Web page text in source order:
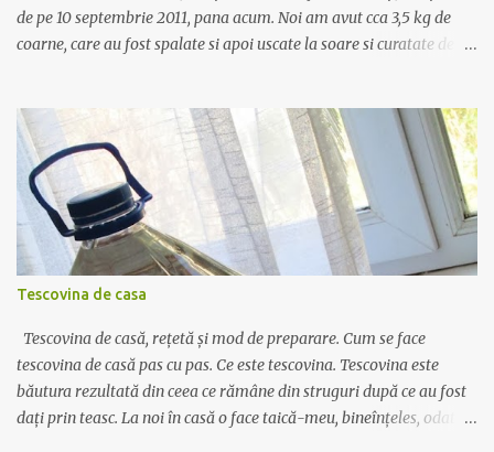
de pe 10 septembrie 2011, pana acum. Noi am avut cca 3,5 kg de
coarne, care au fost spalate si apoi uscate la soare si curatate de
zaharul, apoi se lasa asa, cu capacul inchis, timp cateva
saptamani, pana cand incepe sa se separe siropul de coarne. In
perioada aceea puteti turna alcool peste sirop, in ce proportie
doriti. Aici depinde daca vreti o bautura de tip lichior, si atunci se
toarna maxim jumatate alcool, iar restul sirop, sau daca vreti o
bautura mai tare, doar cu aroma de fructe, si atunci amestecati 3/4
alcool si restul sirop. Dar exista si varianta in care puteti lasa
alcool doar la servire. Daca o sa ...
Tescovina de casa
Tescovina de casă, rețetă și mod de preparare. Cum se face
tescovina de casă pas cu pas. Ce este tescovina. Tescovina este
băutura rezultată din ceea ce rămâne din struguri după ce au fost
dați prin teasc. La noi în casă o face taică-meu, bineînțeles, odată